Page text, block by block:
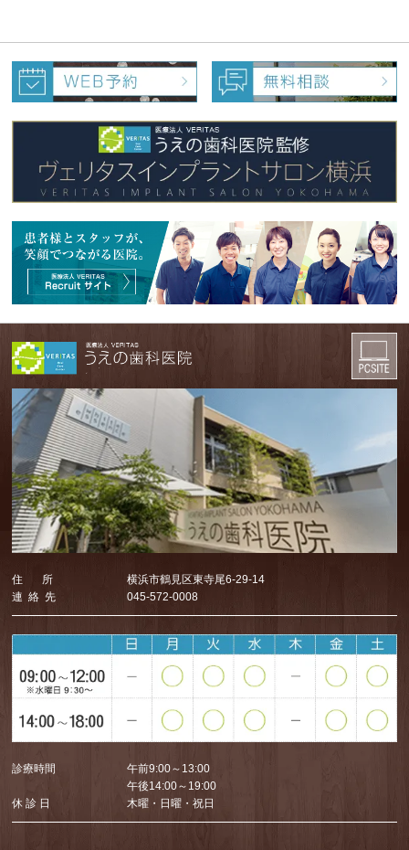
住 所
横浜市鶴見区東寺尾6-29-14
連 絡 先
045-572-0008
診療時間
午前9:00～13:00
午後14:00～19:00
休 診 日
木曜・日曜・祝日